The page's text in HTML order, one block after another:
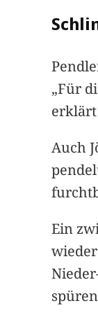
„Für
erklärt
Auch
Ein